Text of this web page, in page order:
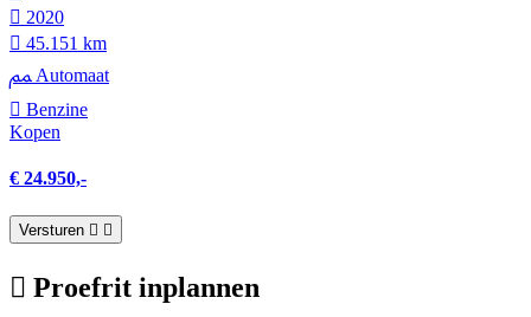
2020
45.151 km
Automaat
Benzine
Kopen
€ 24.950,-
Versturen
Proefrit inplannen